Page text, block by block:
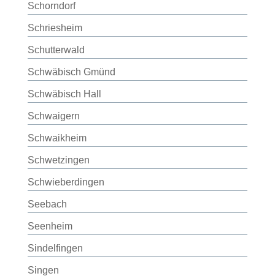
Schorndorf
Schriesheim
Schutterwald
Schwäbisch Gmünd
Schwäbisch Hall
Schwaigern
Schwaikheim
Schwetzingen
Schwieberdingen
Seebach
Seenheim
Sindelfingen
Singen